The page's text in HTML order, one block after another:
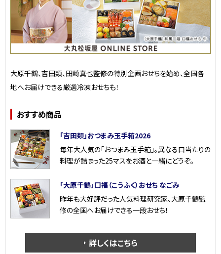
大原千鶴、吉田類、田崎真也監修の特別企画おせちを始め、全国各
地へお届けできる厳選冷凍おせちも！
おすすめ商品
「吉田類」おつまみ玉手箱2026
毎年大人気の「おつまみ玉手箱」。異なる口当たりの
料理が詰まった25マスをお酒と一緒にどうぞ。
「大原千鶴」口福（こうふく）おせち なごみ
昨年も大好評だった人気料理研究家、大原千鶴監
修の全国へお届けできる一段おせち！
詳しくはこちら